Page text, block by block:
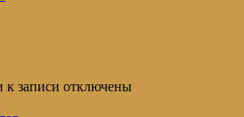
к записи отключены